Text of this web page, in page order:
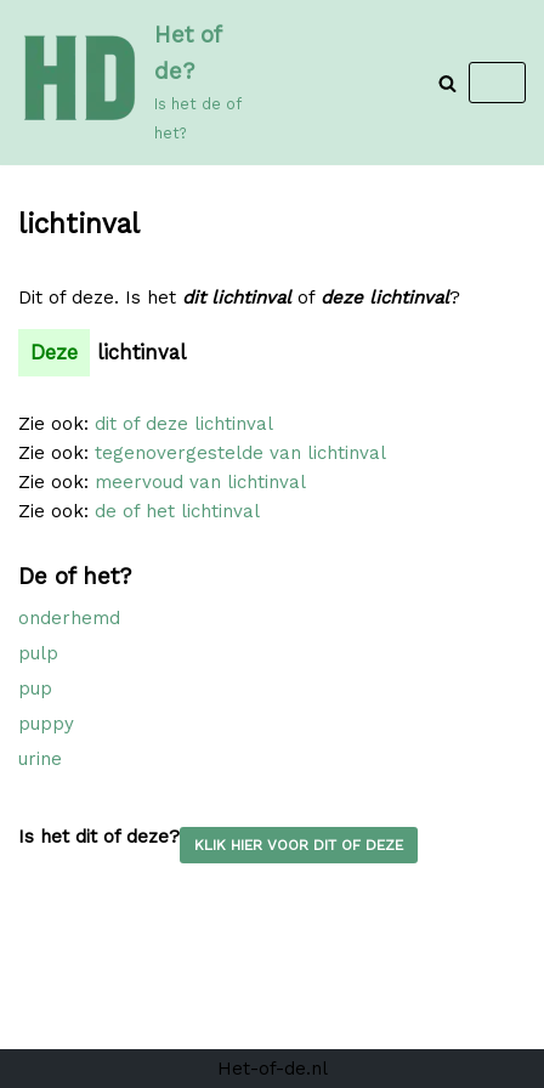
de
inhoud
Het of
de?
Is het de of
het?
lichtinval
Dit of deze. Is het dit lichtinvalof deze lichtinval?
Deze lichtinval
Zie ook: dit of deze lichtinval
Zie ook: tegenovergestelde van lichtinval
Zie ook: meervoud van lichtinval
Zie ook: de of het lichtinval
De of het?
onderhemd
pulp
pup
puppy
urine
Is het dit of deze? KLIK HIER VOOR DIT OF DEZE
Het-of-de.nl